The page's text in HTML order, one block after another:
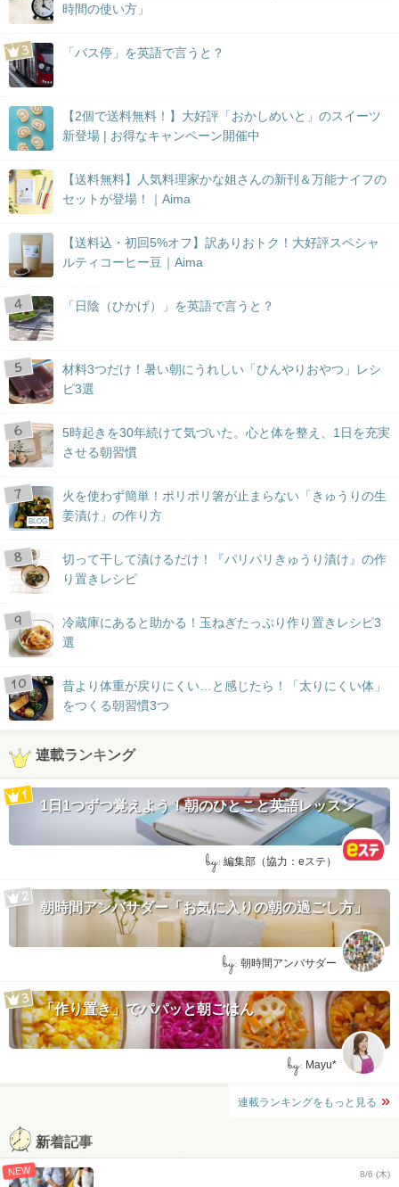
時間の使い方」
「バス停」を英語で言うと？
【2個で送料無料！】大好評「おかしめいと」のスイーツ
新登場 | お得なキャンペーン開催中
【送料無料】人気料理家かな姐さんの新刊＆万能ナイフの
セットが登場！｜Aima
【送料込・初回5%オフ】訳ありおトク！大好評スペシャ
ルティコーヒー豆｜Aima
「日陰（ひかげ）」を英語で言うと？
材料3つだけ！暑い朝にうれしい「ひんやりおやつ」レシ
ピ3選
5時起きを30年続けて気づいた。心と体を整え、1日を充実
させる朝習慣
BLOG
火を使わず簡単！ポリポリ箸が止まらない「きゅうりの生
姜漬け」の作り方
切って干して漬けるだけ！『パリパリきゅうり漬け』の作
り置きレシピ
冷蔵庫にあると助かる！玉ねぎたっぷり作り置きレシピ3
選
昔より体重が戻りにくい…と感じたら！「太りにくい体」
をつくる朝習慣3つ
連載ランキング
1日1つずつ覚えよう！朝のひとこと英語レッスン
by: 編集部（協力：eステ）
朝時間アンバサダー「お気に入りの朝の過ごし方」
by: 朝時間アンバサダー
「作り置き」でパパッと朝ごはん
by: Mayu*
連載ランキングをもっと見る
新着記事
NEW 8/6 (木)